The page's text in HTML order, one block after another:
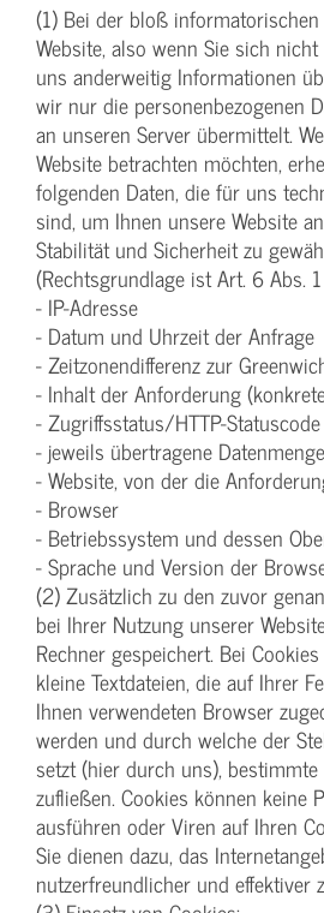
(1) Bei der bloß
Website, also wenn Sie sich
uns anderweitig Informationen
wir nur die personenbezogenen
an unseren Server übermittelt.
Website betrachten möchten,
folgenden Daten, die für uns
sind, um Ihnen unsere Website
Stabilität und Sicherheit zu
(Rechtsgrundlage ist Art. 6 Abs.
- IP-Adresse
- Datum und Uhrzeit der Anfrage
- Zeitzonendifferenz zur
- Inhalt der Anforderung
- Zugriffsstatus/HTTP-Statuscode
- jeweils übertragene Datenmenge
- Website, von der die
- Browser
- Betriebssystem und dessen
- Sprache und Version der
(2) Zusätzlich zu den zuvor
bei Ihrer Nutzung unserer
Rechner gespeichert. Bei
kleine Textdateien, die auf Ihrer
Ihnen verwendeten Browser
werden und durch welche der
setzt (hier durch uns),
zufließen. Cookies können keine
ausführen oder Viren auf Ihren
Sie dienen dazu, das
nutzerfreundlicher und effektiver